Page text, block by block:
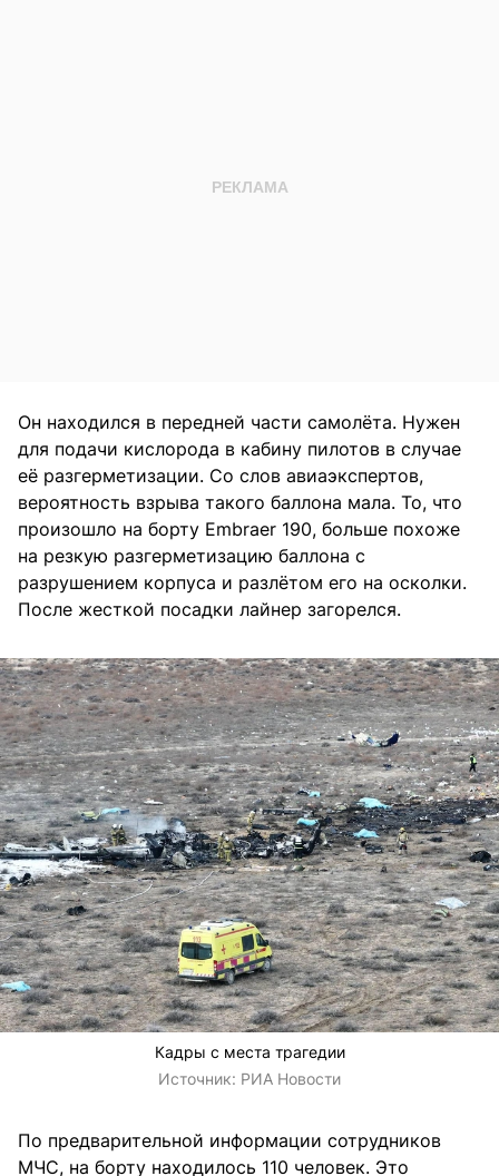
Он находился в передней части самолёта. Нужен
для подачи кислорода в кабину пилотов в случае
её разгерметизации. Со слов авиаэкспертов,
вероятность взрыва такого баллона мала. То, что
произошло на борту Embraer 190, больше похоже
на резкую разгерметизацию баллона с
разрушением корпуса и разлётом его на осколки.
После жесткой посадки лайнер загорелся.
Кадры с места трагедии
Источник: РИА Новости
По предварительной информации сотрудников
МЧС, на борту находилось 110 человек. Это